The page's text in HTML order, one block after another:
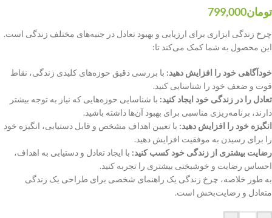
تومان799,000
چرخ زندگی ابزاری برای ارزیابی و بهبود تعادل در جنبه‌های مختلف زندگی است.
این محصول به شما کمک می‌کند تا:
خودآگاهی خود را افزایش دهید: با بررسی دقیق حوزه‌های کلیدی زندگی، نقاط
قوت و ضعف خود را شناسایی کنید.
تعادل را در زندگی خود ایجاد کنید: با شناسایی حوزه‌هایی که نیاز به توجه بیشتر
دارند، برنامه‌ریزی مناسبی برای بهبود آن‌ها داشته باشید.
انگیزه خود را افزایش دهید: با تعیین اهداف مشخص و قابل دستیابی، انگیزه خود
را برای رسیدن به موفقیت افزایش دهید.
رضایت بیشتری از زندگی خود کسب کنید: با ایجاد تعادل و دستیابی به اهداف،
احساس رضایت و خوشبختی بیشتری را تجربه کنید.
به طور خلاصه، چرخ زندگی یک راهنمای شخصی برای طراحی یک زندگی
متعادل و رضایت‌بخش است.